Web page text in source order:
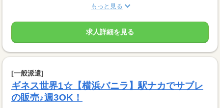
もっと見る
求人詳細を見る
[一般派遣]
ギネス世界1☆【横浜バニラ】駅ナカでサブレ
の販売♪週3OK！